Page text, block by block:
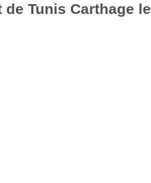
Tunis Carthage le